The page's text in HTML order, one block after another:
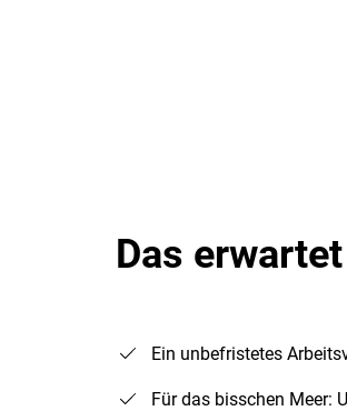
Das
Ein unbefristetes
Für das bisschen Meer: